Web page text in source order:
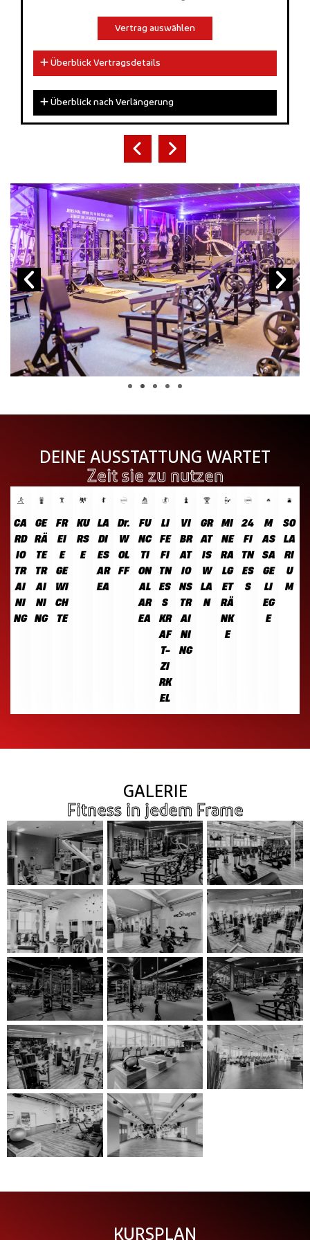
Vertrag auswählen
Überblick Vertragsdetails
Überblick nach Verlängerung
DEINE AUSSTATTUNG WARTET
Zeit sie zu nutzen
CA
RD
IO
TR
AI
NI
NG
GE
RÄ
TE
TR
AI
NI
NG
FR
EI
E
GE
WI
CH
TE
KU
RS
E
LA
DI
ES
AR
EA
Dr.
W
OL
FF
FU
NC
TI
ON
AL
AR
EA
LI
FE
FI
TN
ES
S
KR
AF
T-
ZI
RK
EL
VI
BR
AT
IO
NS
TR
AI
NI
NG
GR
AT
IS
W
LA
N
MI
NE
RA
LG
ET
RÄ
NK
E
24
FI
TN
ES
S
M
AS
SA
GE
LI
EG
E
SO
LA
RI
U
M
GALERIE
Fitness in jedem Frame
KURSPLAN